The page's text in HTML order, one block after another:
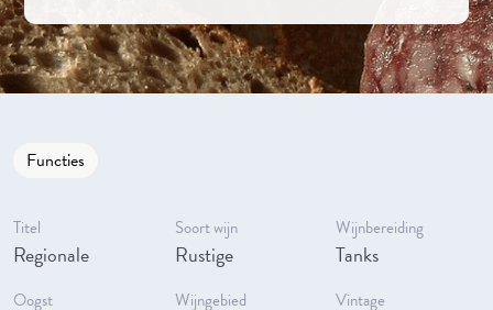
Functies
Titel
Regionale
Soort wijn
Rustige
Wijnbereiding
Tanks
Oogst Wijngebied Vintage